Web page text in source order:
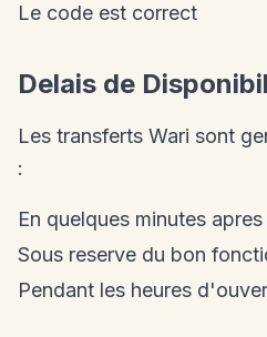
Le code est correct
Delais de
Les transferts Wari sont
:
En quelques minutes
Sous reserve du bon
Pendant les heures